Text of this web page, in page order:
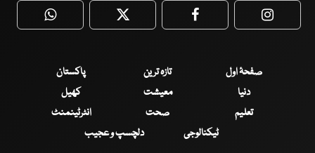
WhatsApp Twitter Facebook
صفحۂ اول تازہ ترین
پاکستان
دنیا
معیشت
کھیل
تعلیم
صحت
انٹرٹینمنٹ
ٹیکنالوجی
دلچسپ و عجیب